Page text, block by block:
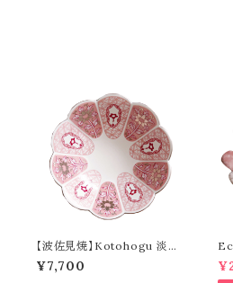
【波佐見焼】Kotohogu 淡藤
小鉢
¥7,700
ー